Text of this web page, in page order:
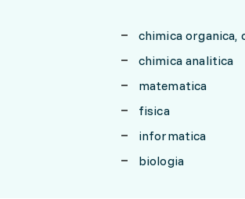
chimica organica,
chimica analitica
matematica
fisica
informatica
biologia